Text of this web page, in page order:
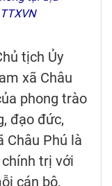
tịch Ủy
xã Châu
phong trào
đạo đức,
Châu Phú là
trị với
cán bộ,